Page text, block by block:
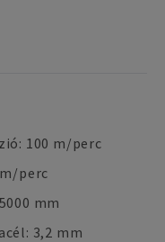
100 m/perc
perc
mm
3,2 mm